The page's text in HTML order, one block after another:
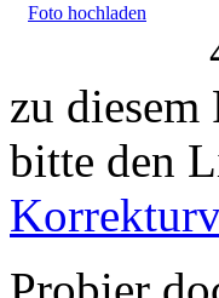
Foto hochladen
zu
bitte den